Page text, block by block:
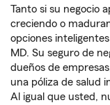
Tanto si su negocio
creciendo o
opciones
MD. Su seguro de
dueños de
una póliza de salud
Al igual que usted,